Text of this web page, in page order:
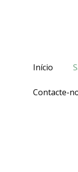
Início
Contacte-
superiores